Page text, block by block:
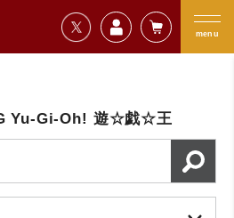
menu
格安TCG通販
Gi-Oh! 遊☆戯☆王